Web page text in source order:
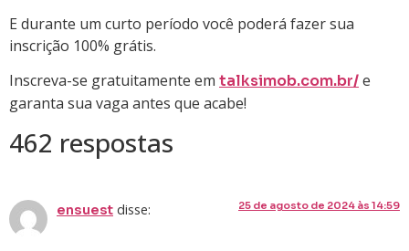
E durante um curto período você poderá fazer sua
inscrição 100% grátis.
Inscreva-se gratuitamente em talksimob.com.br/e
garanta sua vaga antes que acabe!
462 respostas
ensuest disse: 25 de agosto de 2024 às 14:59